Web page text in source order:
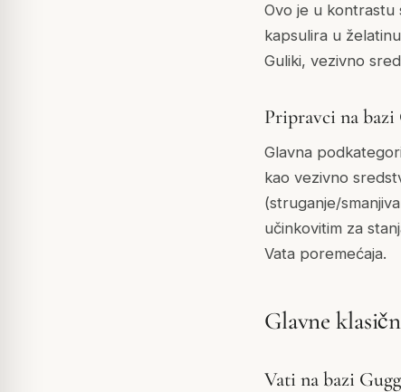
Ovo je u kontrastu
kapsulira u
Guliki, vezivno
Pripravci na bazi
Glavna
kao vezivno
(struganje/
učinkovitim za
Vata poremećaja.
Glavne
Vati na bazi